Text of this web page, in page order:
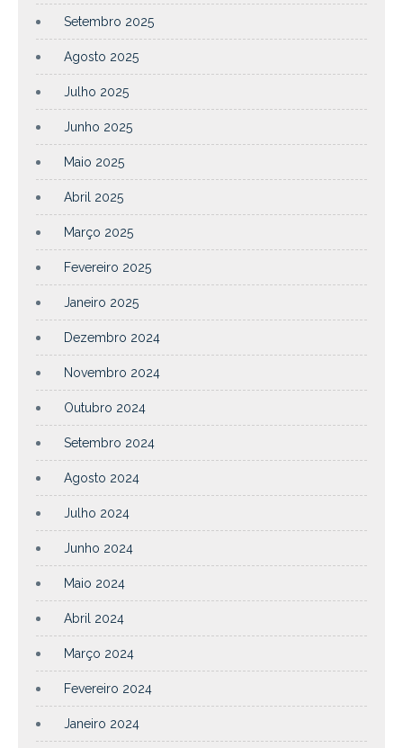
Setembro 2025
Agosto 2025
Julho 2025
Junho 2025
Maio 2025
Abril 2025
Março 2025
Fevereiro 2025
Janeiro 2025
Dezembro 2024
Novembro 2024
Outubro 2024
Setembro 2024
Agosto 2024
Julho 2024
Junho 2024
Maio 2024
Abril 2024
Março 2024
Fevereiro 2024
Janeiro 2024